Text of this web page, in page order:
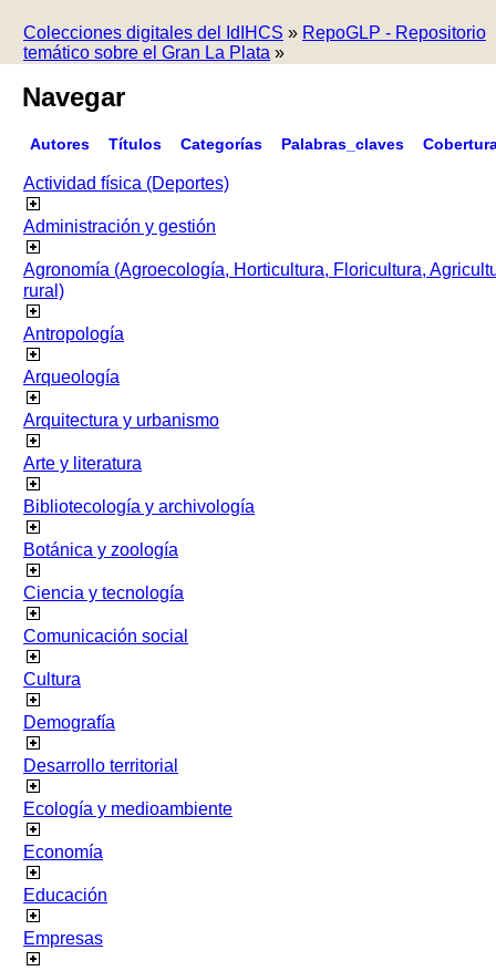
Colecciones digitales del IdIHCS » RepoGLP - Repositorio
temático sobre el Gran La Plata »
Navegar
Autores Títulos Categorías Palabras_claves
Actividad física (Deportes)
Administración y gestión
Agronomía (Agroecología, Horticultura, Floricultura,
rural)
Antropología
Arqueología
Arquitectura y urbanismo
Arte y literatura
Bibliotecología y archivología
Botánica y zoología
Ciencia y tecnología
Comunicación social
Cultura
Demografía
Desarrollo territorial
Ecología y medioambiente
Economía
Educación
Empresas